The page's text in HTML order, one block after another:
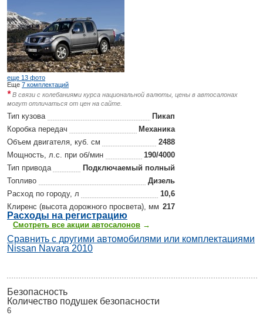
еще 13 фото
Еще 7 комплектаций
*В связи с колебаниями курса национальной валюты, цены в автосалонах
могут отличаться от цен на сайте.
Тип кузова
Пикап
Коробка передач
Механика
Объем двигателя, куб. см
2488
Мощность, л.с. при об/мин
190/4000
Тип привода
Подключаемый полный
Топливо
Дизель
Расход по городу, л
10,6
Клиренс (высота дорожного просвета), мм 217
Расходы на регистрацию
Смотреть все акции автосалонов →
Сравнить с другими автомобилями или комплектациями
Nissan Navara 2010
Безопасность
Количество подушек безопасности
6